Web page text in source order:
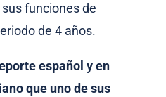
funciones de
de 4 años.
español y en
que uno de sus